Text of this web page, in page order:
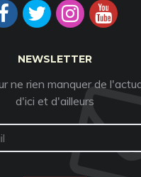
NEWSLETTER
ne rien manquer de
d'ici et d'ailleurs